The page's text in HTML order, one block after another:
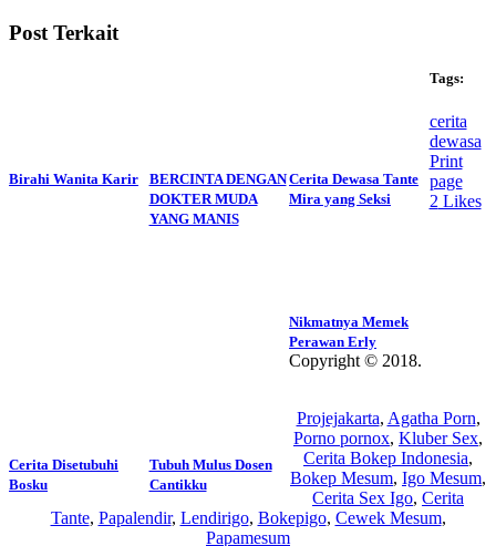
Post Terkait
Birahi Wanita Karir
BERCINTA DENGAN
DOKTER MUDA
YANG MANIS
Cerita Dewasa Tante
Mira yang Seksi
Nikmatnya Memek
Perawan Erly
Cerita Disetubuhi
Bosku
Tubuh Mulus Dosen
Cantikku
Tags:
cerita
dewasa
Print
page
2 Likes
Copyright © 2018.
Projejakarta, Agatha Porn,
Porno pornox, Kluber Sex,
Cerita Bokep Indonesia,
Bokep Mesum, Igo Mesum,
Cerita Sex Igo, Cerita
Tante, Papalendir, Lendirigo, Bokepigo, Cewek Mesum,
Papamesum